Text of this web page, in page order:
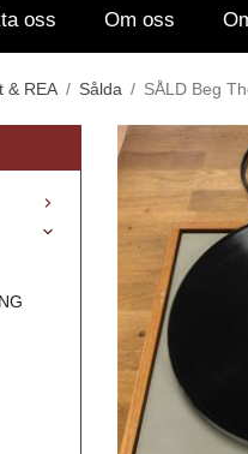
oss Om oss
& REA / Sålda / SÅLD Beg